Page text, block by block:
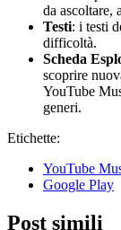
da ascoltare,
Testi: i testi
difficoltà.
Scheda
scoprire
YouTube
generi.
Etichette:
YouTube
Google Play
Post simili